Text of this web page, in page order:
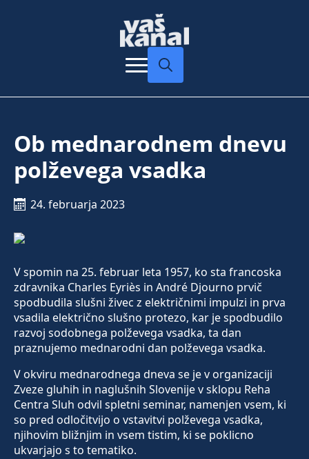
Ob mednarodnem dnevu
polževega vsadka
24. februarja 2023
V spomin na 25. februar leta 1957, ko sta francoska
zdravnika Charles Eyriès in André Djourno prvič
spodbudila slušni živec z električnimi impulzi in prva
vsadila električno slušno protezo, kar je spodbudilo
razvoj sodobnega polževega vsadka, ta dan
praznujemo mednarodni dan polževega vsadka.
V okviru mednarodnega dneva se je v organizaciji
Zveze gluhih in naglušnih Slovenije v sklopu Reha
Centra Sluh odvil spletni seminar, namenjen vsem, ki
so pred odločitvijo o vstavitvi polževega vsadka,
njihovim bližnjim in vsem tistim, ki se poklicno
ukvarjajo s to tematiko.